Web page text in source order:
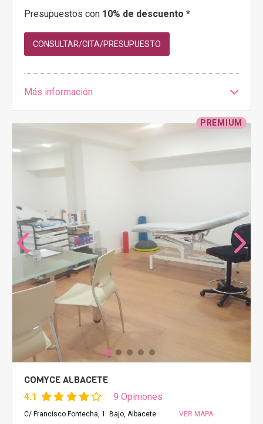
Presupuestos con 10% de descuento *
CONSULTAR/CITA/PRESUPUESTO
Más información
PREMIUM
COMYCE ALBACETE
4.1 9 Opiniones
C/ Francisco Fontecha, 1 Bajo, Albacete VER MAPA